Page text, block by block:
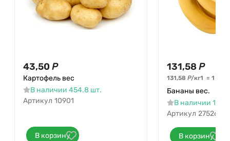
43,50 Р
Картофель вес
В наличии 454.8 шт.
Артикул 10901
В корзину
131,58 Р
131,58 Р/кг1 = 1
Бананы вес.
В наличии
Артикул 27526
В корзину